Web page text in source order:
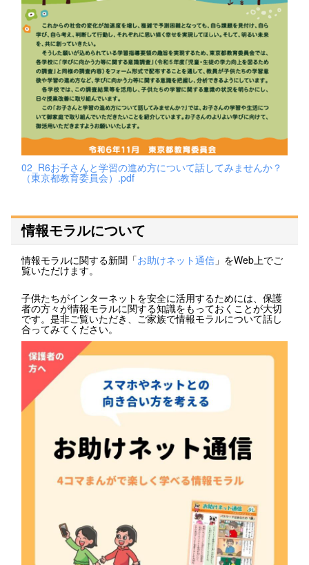
02_R6お子さんと学習の進め方について話してみませんか？
（東京都教育委員会）.pdf
情報モラルについて
情報モラルに関する新聞「お助けネット通信 」をWeb上でご
覧いただけます。
子供たちがインターネットを安全に活用するためには、保護
者の方々が情報モラルに関する知識をもっておくことが大切
です。是非ご覧いただき、ご家族で情報モラルについて話し
合ってみてください。